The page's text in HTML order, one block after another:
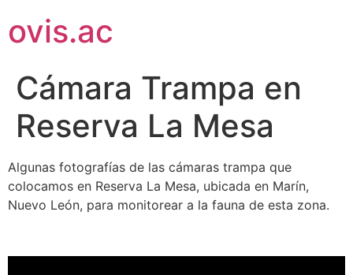
ovis.ac
Cámara Trampa en
Reserva La Mesa
Algunas fotografías de las cámaras trampa que
colocamos en Reserva La Mesa, ubicada en Marín,
Nuevo León, para monitorear a la fauna de esta zona.